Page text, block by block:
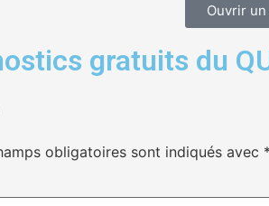
Ouvrir
gratuits du
obligatoires sont indiqués avec *